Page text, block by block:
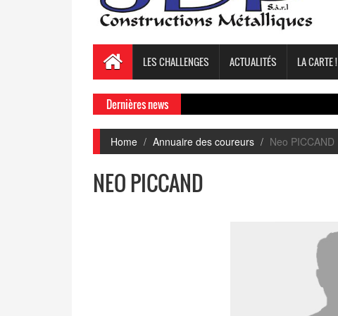
LES CHALLENGES ACTUALITÉS LA CARTE !
Dernières news
Home Annuaire des coureurs Neo PICCAND
NEO PICCAND